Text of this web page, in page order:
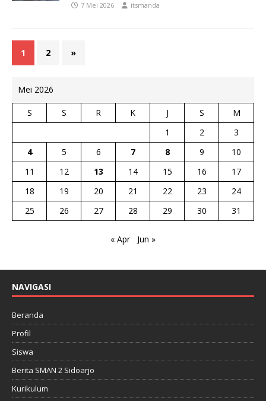
7 Mei 2026 itsmanda
1 2 »
Mei 2026
S S R K J S
M
1
2
3
4
5 6 7 8 9
10
11
12 13 14 15 16
17
18
19 20 21 22 23
24
25
26 27 28 29 30 31
« Apr Jun »
NAVIGASI
Beranda
Profil
Siswa
Berita SMAN 2 Sidoarjo
Kurikulum